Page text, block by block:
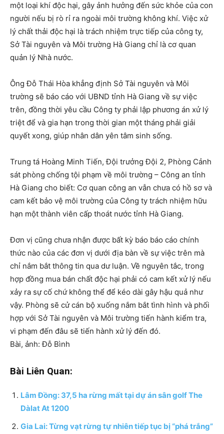
một loại khí độc hại, gây ảnh hưởng đến sức khỏe của con
người nếu bị rò rỉ ra ngoài môi trường không khí. Việc xử
lý chất thải độc hại là trách nhiệm trực tiếp của công ty,
Sở Tài nguyên và Môi trường Hà Giang chỉ là cơ quan
quản lý Nhà nước.
Ông Đỗ Thái Hòa khẳng định Sở Tài nguyên và Môi
trường sẽ báo cáo với UBND tỉnh Hà Giang về sự việc
trên, đồng thời yêu cầu Công ty phải lập phương án xử lý
triệt để và gia hạn trong thời gian một tháng phải giải
quyết xong, giúp nhân dân yên tâm sinh sống.
Trung tá Hoàng Minh Tiến, Đội trưởng Đội 2, Phòng Cảnh
sát phòng chống tội phạm về môi trường – Công an tỉnh
Hà Giang cho biết: Cơ quan công an vẫn chưa có hồ sơ và
cam kết bảo vệ môi trường của Công ty trách nhiệm hữu
hạn một thành viên cấp thoát nước tỉnh Hà Giang.
Đơn vị cũng chưa nhận được bất kỳ báo báo cáo chính
thức nào của các đơn vị dưới địa bàn về sự việc trên mà
chỉ nắm bắt thông tin qua dư luận. Về nguyên tắc, trong
hợp đồng mua bán chất độc hại phải có cam kết xử lý nếu
xảy ra sự cố chứ không thể để kéo dài gây hậu quả như
vậy. Phòng sẽ cử cán bộ xuống nắm bắt tình hình và phối
hợp với Sở Tài nguyên và Môi trường tiến hành kiểm tra,
vi phạm đến đâu sẽ tiến hành xử lý đến đó.
Bài, ảnh: Đỗ Bình
Bài Liên Quan:
Lâm Đồng: 37,5 ha rừng mất tại dự án sân golf The
Dàlat At 1200
Gia Lai: Từng vạt rừng tự nhiên tiếp tục bị “phá trắng”